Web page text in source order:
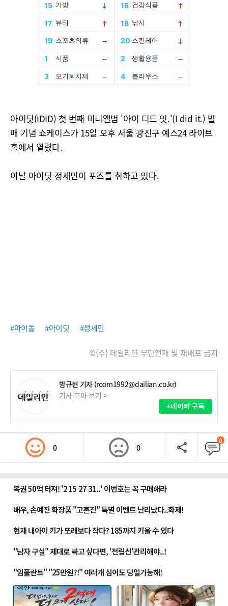
아이딧(IDID) 첫 번째 미니앨범 '아이 디드 잇.'(I did it.) 발
매 기념 쇼케이스가 15일 오후 서울 광진구 예스24 라이브
홀에서 열렸다.
이날 아이딧 정세민이 포즈를 취하고 있다.
#아이돌 #아이딧 #정세민
©(주) 데일리안 무단전재 및 재배포 금지
방규현 기자 (room1992@dailian.co.kr)
기사 모아 보기 >
+네이버 구독
0 0
0